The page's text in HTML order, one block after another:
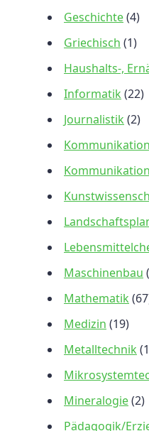
Geschichte(4)
Griechisch (1)
Haushalts-,
Informatik (22)
Journalistik (2)
Maschinenbau
Mathematik
Medizin (19)
Metalltechnik
Mineralogie(2)
Pädagogik/